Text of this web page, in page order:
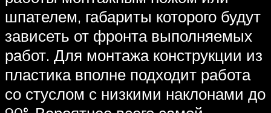
шпателем, габариты которого будут
зависеть от фронта выполняемых
работ. Для монтажа конструкции из
пластика вполне подходит работа
со стуслом с низкими наклонами до